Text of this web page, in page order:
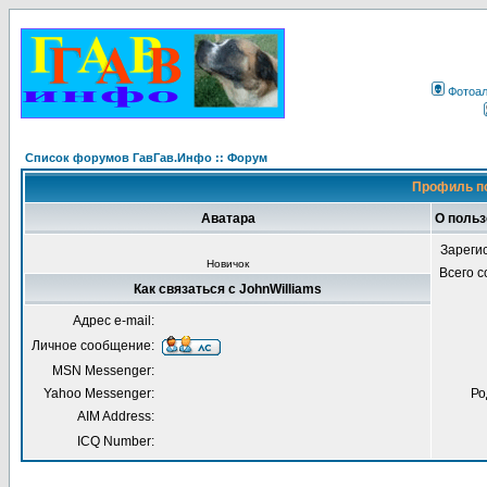
Список форумов ГавГав.Инфо :: Форум
Профиль
Аватара О
Новичок
Всего
Как связаться с JohnWilliams
Адрес e-mail:
Личное сообщение:
MSN Messenger:
Yahoo Messenger:
AIM Address:
ICQ Number: